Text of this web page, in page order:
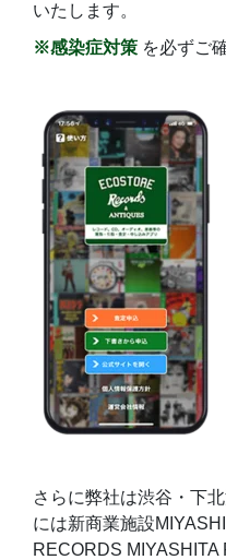
いたします。
※感染症対策 を必ずご
さらに弊社は渋谷・下
には新商業施設
RECORDS MIYASHITA